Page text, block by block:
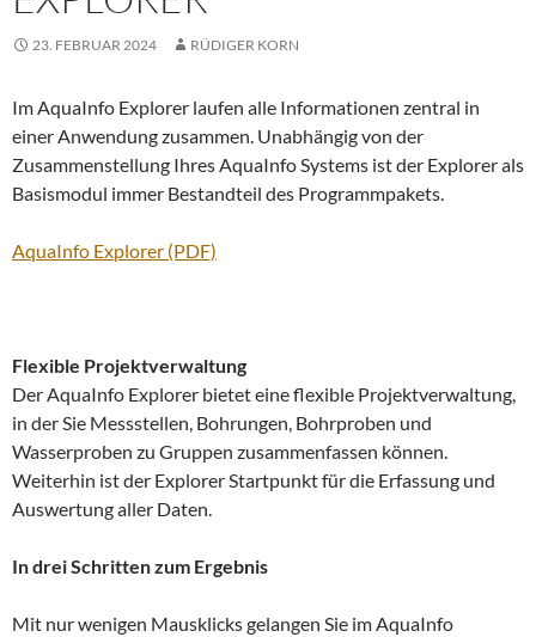
23. FEBRUAR 2024 RÜDIGER KORN
Im AquaInfo Explorer laufen alle Informationen zentral in
einer Anwendung zusammen. Unabhängig von der
Zusammenstellung Ihres AquaInfo Systems ist der Explorer als
Basismodul immer Bestandteil des Programmpakets.
AquaInfo Explorer (PDF)
Flexible Projektverwaltung
Der AquaInfo Explorer bietet eine flexible Projektverwaltung,
in der Sie Messstellen, Bohrungen, Bohrproben und
Wasserproben zu Gruppen zusammenfassen können.
Weiterhin ist der Explorer Startpunkt für die Erfassung und
Auswertung aller Daten.
In drei Schritten zum Ergebnis
Mit nur wenigen Mausklicks gelangen Sie im AquaInfo